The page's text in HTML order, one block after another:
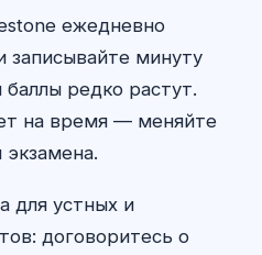
ежедневно
записывайте минуту
редко растут.
на время — меняйте
экзамена.
для устных и
договоритесь о